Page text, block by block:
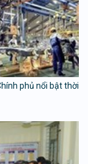
phủ nổi bật thời